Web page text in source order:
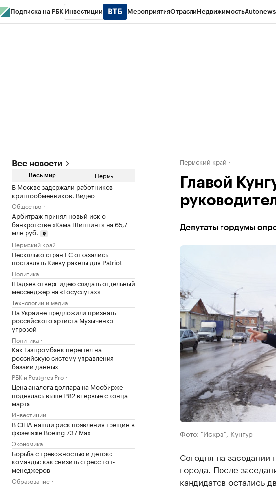
Подписка на РБК Инвестиции МероприятияОтраслиНедвижимостьAutonews
Все новости
Весь мир Пермь
В Москве задержали работников
криптообменников. Видео
Общество
Арбитраж принял новый иск о
банкротстве «Кама Шиппинг» на 65,7
млн руб.
Пермский край
Несколько стран ЕС отказались
поставлять Киеву ракеты для Patriot
Политика
Шадаев отверг идею создать отдельный
мессенджер на «Госуслугах»
Технологии и медиа
На Украине предложили признать
российского артиста Музыченко
угрозой
Политика
Как Газпромбанк перешел на
российскую систему управления
базами данных
РБК и Postgres Pro
Цена аналога доллара на Мосбирже
поднялась выше ₽82 впервые с конца
марта
Инвестиции
В США нашли риск появления трещин в
фюзеляже Boeing 737 Max
Экономика
Борьба с тревожностью и детокс
команды: как снизить стресс топ-
менеджеров
Образование
Пермский край
Главой
Депутаты гордумы
Фото: "Искра", Кунгур
Сегодня на заседании
города. После
кандидатов остались